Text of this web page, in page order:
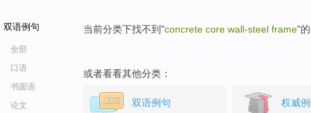
双语例句
全部
口语
书面语
论文
当前分类下找不到"concrete core wall-steel frame"
或者看看其他分类：
双语例句 权威